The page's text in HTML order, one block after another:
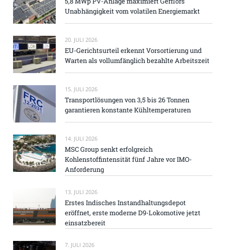
Unabhängigkeit vom volatilen Energiemarkt
20. JULI 2026
EU-Gerichtsurteil erkennt Vorsortierung und
Warten als vollumfänglich bezahlte Arbeitszeit
15. JULI 2026
Transportlösungen von 3,5 bis 26 Tonnen
garantieren konstante Kühltemperaturen
14. JULI 2026
MSC Group senkt erfolgreich
Kohlenstoffintensität fünf Jahre vor IMO-
Anforderung
13. JULI 2026
Erstes Indisches Instandhaltungsdepot
eröffnet, erste moderne D9-Lokomotive jetzt
einsatzbereit
7. JULI 2026